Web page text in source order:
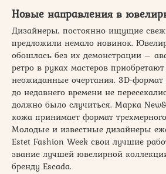
Новые направления в
Дизайнеры, постоянно ищущие
предложили немало новинок.
обошлась без их демонстрации –
ретро в руках мастеров
неожиданные очертания. 3D-
до недавнего времени не
должно было случиться. Марка
кожа принимает формат
Молодые и известные дизайнеры
Estet Fashion Week свои лучшие
звание лучшей ювелирной
бренду Escada.